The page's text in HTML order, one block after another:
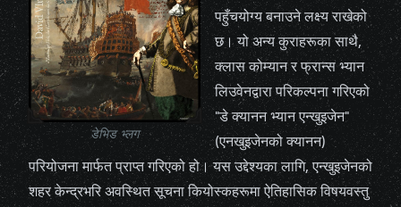
डेभिड भ्लग
पहुँचयोग्य बनाउने लक्ष्य राखेको
छ। यो अन्य कुराहरूका साथै,
क्लास कोम्यान र फ्रान्स भ्यान
लिउवेनद्वारा परिकल्पना गरिएको
"डे क्यानन भ्यान एन्खुइजेन"
(एनखुइजेनको क्यानन)
परियोजना मार्फत प्राप्त गरिएको हो। यस उद्देश्यका लागि, एन्खुइजेनको
शहर केन्द्रभरि अवस्थित सूचना कियोस्कहरूमा ऐतिहासिक विषयवस्तु